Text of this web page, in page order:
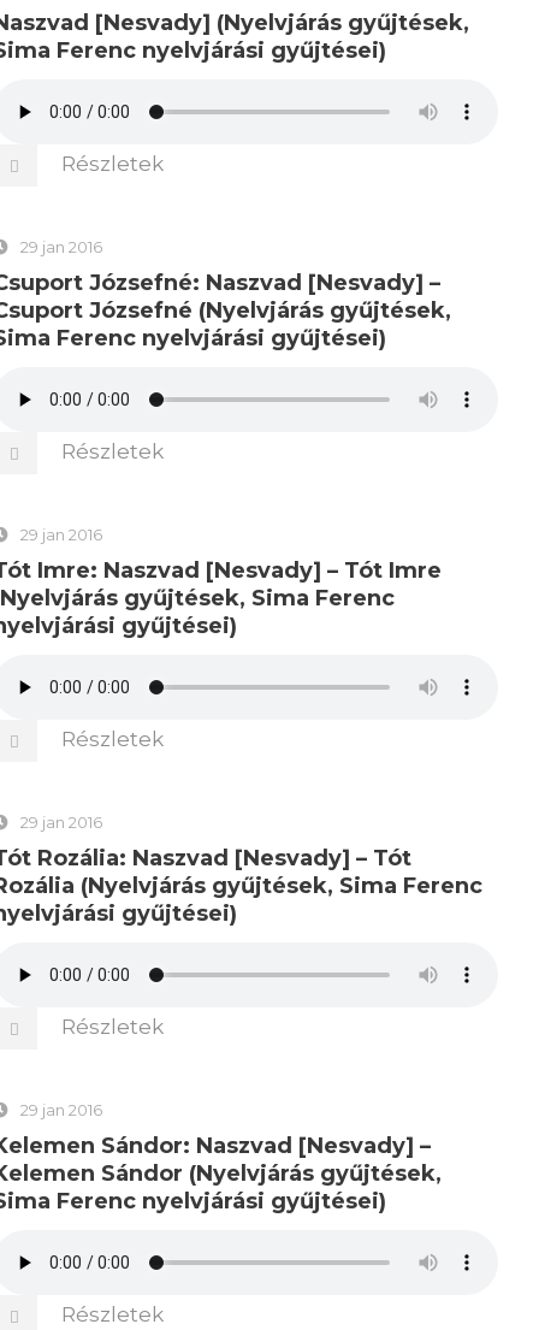
[Nesvady] (Nyelvjárás gyűjtések,
Ferenc nyelvjárási gyűjtései)
Részletek
29 jan 2016
Józsefné: Naszvad [Nesvady] –
Józsefné (Nyelvjárás gyűjtések,
Ferenc nyelvjárási gyűjtései)
Részletek
29 jan 2016
Imre: Naszvad [Nesvady] – Tót Imre
gyűjtések, Sima Ferenc
gyűjtései)
Részletek
29 jan 2016
Rozália: Naszvad [Nesvady] – Tót
(Nyelvjárás gyűjtések, Sima Ferenc
gyűjtései)
Részletek
29 jan 2016
Sándor: Naszvad [Nesvady] –
Sándor (Nyelvjárás gyűjtések,
Ferenc nyelvjárási gyűjtései)
Részletek